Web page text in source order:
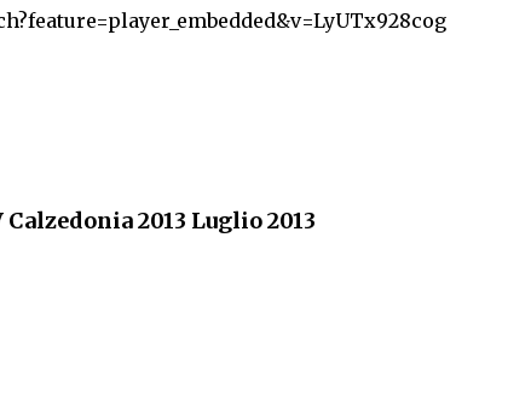
2013 Luglio 2013